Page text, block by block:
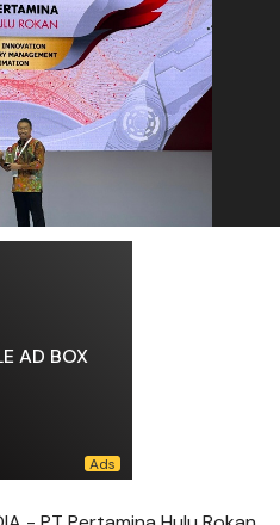
AD BOX